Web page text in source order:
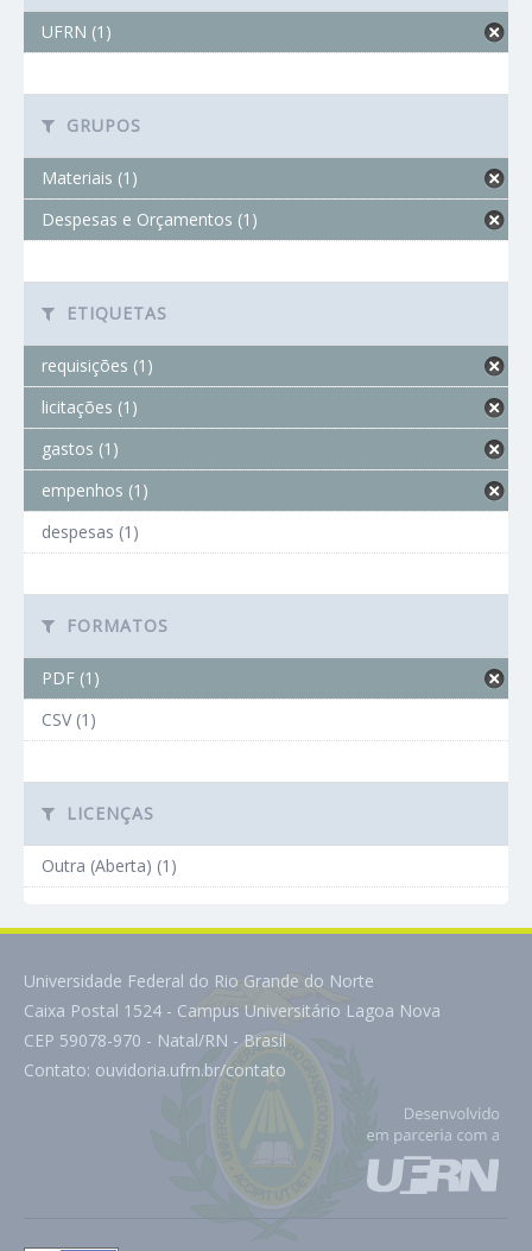
UFRN (1)
GRUPOS
Materiais (1)
Despesas e Orçamentos (1)
ETIQUETAS
requisições (1)
licitações (1)
gastos (1)
empenhos (1)
despesas (1)
FORMATOS
PDF (1)
CSV (1)
LICENÇAS
Outra (Aberta) (1)
Universidade Federal do Rio Grande do Norte
Caixa Postal 1524 - Campus Universitário Lagoa Nova
CEP 59078-970 - Natal/RN - Brasil
Contato: ouvidoria.ufrn.br/contato